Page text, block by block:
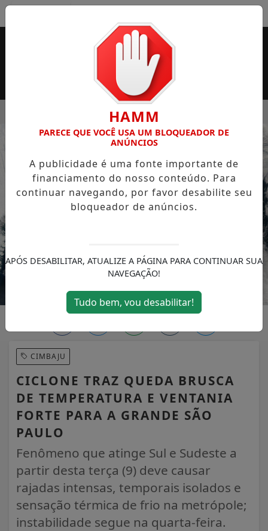
ROSSI SERÁ BREVEMENTE INAUGURADA
EM ALTA
CIMBAJU
CICLONE TRAZ QUEDA BRUSCA
DE TEMPERATURA E VENTANIA
FORTE PARA A GRANDE SÃO
PAULO
Fenômeno que atinge Sul e Sudeste a
partir desta terça (9) deve causar
rajadas intensas, temporais isolados e
sensação térmica de frio na metrópole;
instabilidade segue na quarta-feira.
HAMM
PARECE QUE VOCÊ USA UM BLOQUEADOR DE
ANÚNCIOS
A publicidade é uma fonte importante de
financiamento do nosso conteúdo. Para
continuar navegando, por favor desabilite seu
bloqueador de anúncios.
APÓS DESABILITAR, ATUALIZE A PÁGINA PARA CONTINUAR SUA
NAVEGAÇÃO!
Tudo bem, vou desabilitar!